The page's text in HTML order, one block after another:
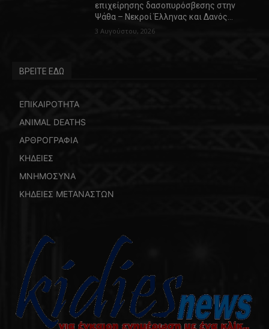
επιχείρησης δασοπυρόσβεσης στην
Ψάθα – Νεκροί Έλληνας και Δανός…
3 Αυγούστου, 2026
ΒΡΕΙΤΕ ΕΔΩ
ΕΠΙΚΑΙΡΟΤΗΤΑ
ANIMAL DEATHS
ΑΡΘΡΟΓΡΑΦΙΑ
ΚΗΔΕΙΕΣ
ΜΝΗΜΟΣΥΝΑ
ΚΗΔΕΙΕΣ ΜΕΤΑΝΑΣΤΩΝ